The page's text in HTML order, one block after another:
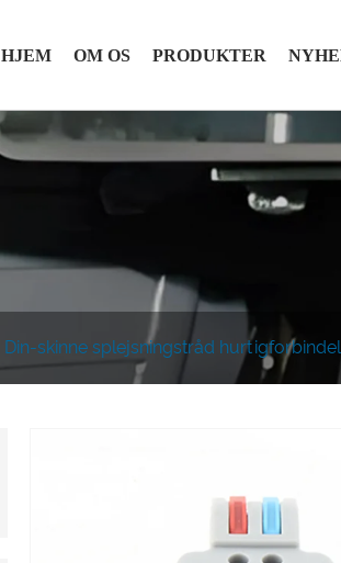
HJEM OM OS PRODUKTER
Din-skinne splejsningstråd